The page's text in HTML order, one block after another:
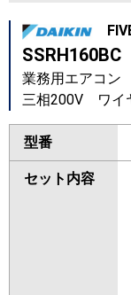
SSRH160BC
業務用エアコ
三相200V ワイ
型番
セット内容